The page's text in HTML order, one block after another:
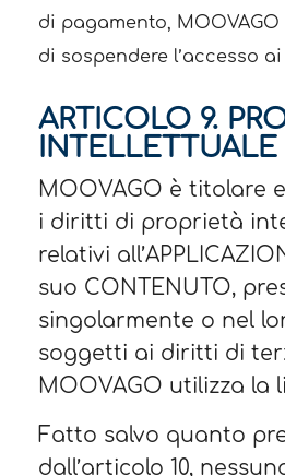
di pagamento,
di sospendere l’accesso ai
ARTICOLO 9.
INTELLETTUALE
MOOVAGO è titolare
i diritti di proprietà
relativi
suo CONTENUTO,
singolarmente o nel
soggetti ai diritti di
MOOVAGO utilizza la
Fatto salvo quanto
dall’articolo 10,